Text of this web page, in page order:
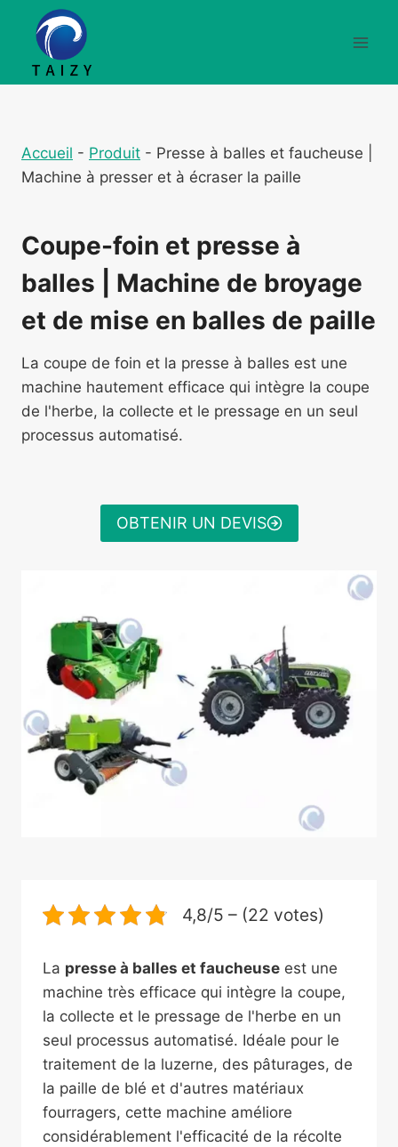
contenu
Accueil - Produit - Presse à balles et faucheuse |
Machine à presser et à écraser la paille
Coupe-foin et presse à
balles | Machine de broyage
et de mise en balles de paille
La coupe de foin et la presse à balles est une
machine hautement efficace qui intègre la coupe
de l'herbe, la collecte et le pressage en un seul
processus automatisé.
OBTENIR UN DEVIS
4,8/5 – (22 votes)
La presse à balles et faucheuse est une
machine très efficace qui intègre la coupe,
la collecte et le pressage de l'herbe en un
seul processus automatisé. Idéale pour le
traitement de la luzerne, des pâturages, de
la paille de blé et d'autres matériaux
fourragers, cette machine améliore
considérablement l'efficacité de la récolte